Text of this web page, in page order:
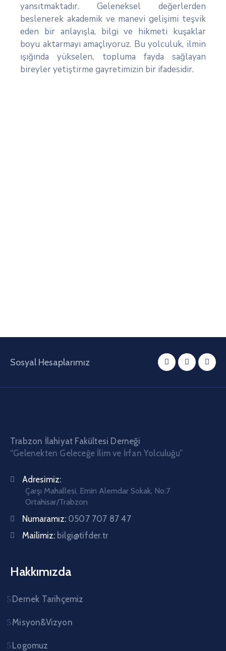
yansıtmaktadır. Geleneksel değerlerden
beslenerek akademik ve manevi gelişimi teşvik
eden bir anlayışla, bilgi ve hikmeti kuşaklar
boyu aktarmayı amaçlıyoruz. Bu yolculuk, ilmin
ışığında yükselen, topluma fayda sağlayan
bireyler yetiştirme gayretimizin bir ifadesidir.
Sosyal Hesaplarımız
Trabzon İlahiyat Fakültesi Derneği
“Gelenekten Geleceğe İlim ve İrfan Yolculuğu”
Adresimiz:
Çarşı Mahallesi, Emin Alemdar Sokak, No:7
Ortahisar/Trabzon
Numaramız: 0507 707 87 47
Mailimiz: bilgi@tifder.tr
Hakkımızda
Dernek Tarihçemiz
Misyon&Vizyon
Logomuz